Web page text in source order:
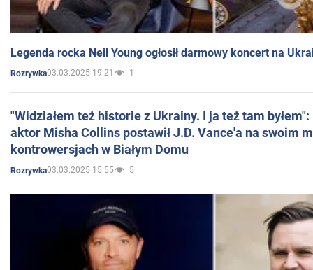
Legenda rocka Neil Young ogłosił darmowy koncert na
Rozrywka03.03.2025 19:21 1
"Widziałem też historie z Ukrainy. I ja też tam
aktor Misha Collins postawił J.D. Vance'a na swoim
kontrowersjach w Białym Domu
Rozrywka03.03.2025 15:55 5